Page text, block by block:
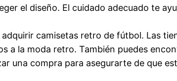
el diseño. El cuidado adecuado te
camisetas retro de fútbol. Las
a la moda retro. También puedes
una compra para asegurarte de que